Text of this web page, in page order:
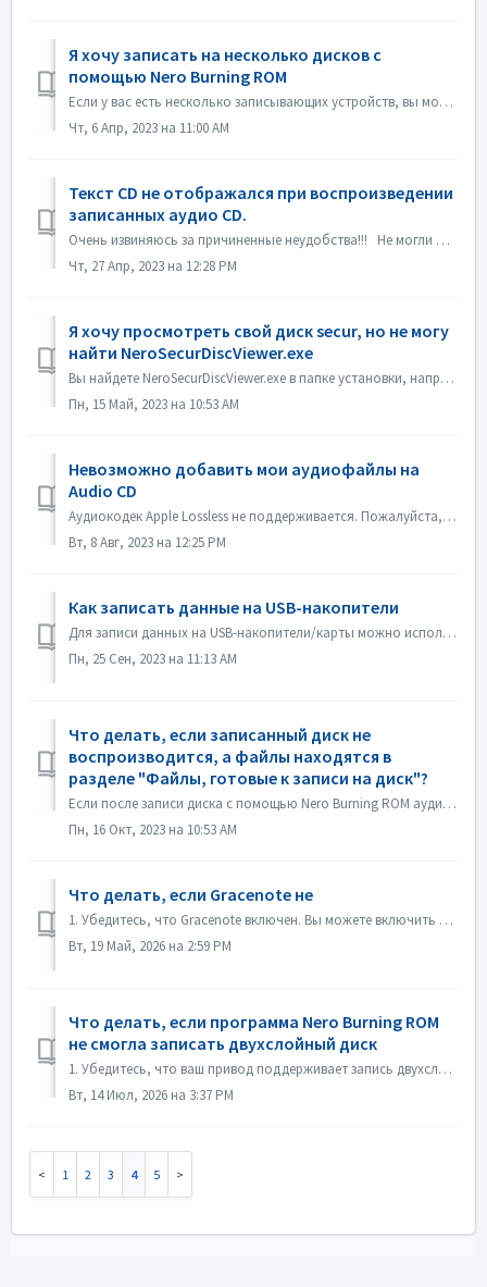
Я хочу записать на несколько дисков с
помощью Nero Burning ROM
Если у вас есть несколько записывающих устройств, вы можете отметить опцию "Использовать несколько записывающих устройств" на вкладке Burn перед з...
Чт, 6 Апр, 2023 на 11:00 AM
Текст CD не отображался при воспроизведении
записанных аудио CD.
Очень извиняюсь за причиненные неудобства!!! Не могли бы вы воспроизвести диск с помощью Nero MediaHome и проверить метаданные? Ваши проигрыватели должны ...
Чт, 27 Апр, 2023 на 12:28 PM
Я хочу просмотреть свой диск secur, но не могу
найти NeroSecurDiscViewer.exe
Вы найдете NeroSecurDiscViewer.exe в папке установки, например: C:\Programs (x86)\Nero\Nero 2023\Nero Burning ROM\SecurDisc На диске также должен быть файл...
Пн, 15 Май, 2023 на 10:53 AM
Невозможно добавить мои аудиофайлы на
Audio CD
Аудиокодек Apple Lossless не поддерживается. Пожалуйста, проверьте аудиокодек ваших файлов. Или пришлите его нам для проверки.
Вт, 8 Авг, 2023 на 12:25 PM
Как записать данные на USB-накопители
Для записи данных на USB-накопители/карты можно использовать программы Nero Burning ROM и Nero USBxCOPY. В программе Nero Burning ROM в разделе "USB-на...
Пн, 25 Сен, 2023 на 11:13 AM
Что делать, если записанный диск не
воспроизводится, а файлы находятся в
разделе "Файлы, готовые к записи на диск"?
Если после записи диска с помощью Nero Burning ROM аудио CD не воспроизводится CD-плеером, откройте диск в проводнике Windows и проверьте файлы. Если все...
Пн, 16 Окт, 2023 на 10:53 AM
Что делать, если Gracenote не
1. Убедитесь, что Gracenote включен. Вы можете включить его в меню «Файл->Настройки->База данных», установив флажок «Включить доступ к онлайн-базе дан...
Вт, 19 Май, 2026 на 2:59 PM
Что делать, если программа Nero Burning ROM
не смогла записать двухслойный диск
1. Убедитесь, что ваш привод поддерживает запись двухслойных дисков. 2. Уменьшите скорость записи: запись на высокой скорости может привести к сбою при...
Вт, 14 Июл, 2026 на 3:37 PM
1 2 3 4 5